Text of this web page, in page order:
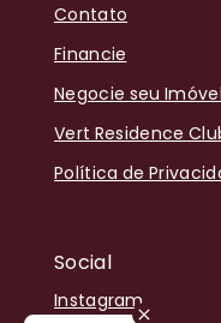
Contato
Financie
Negocie seu Imóvel
Vert Residence
Política de
Social
Instagram